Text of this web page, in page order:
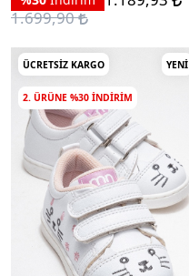
1.699,90
ÜCRETSIZ KARGO YENI
2. ÜRÜNE %30 INDIRIM